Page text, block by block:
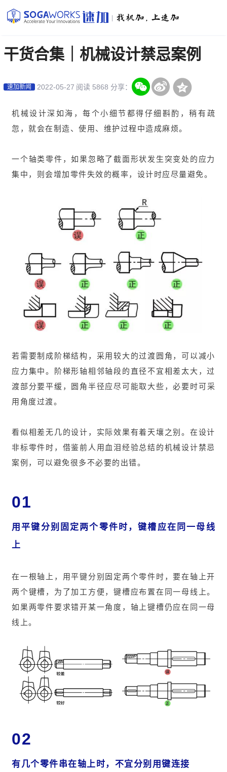
干货合集｜机械设计禁忌案例
速加新闻 2022-05-27 阅读 5868 分享：
机械设计深如海，每个小细节都得仔细斟酌，稍有疏
忽，就会在制造、使用、维护过程中造成麻烦。
一个轴类零件，如果忽略了截面形状发生突变处的应力
集中，则会增加零件失效的概率，设计时应尽量避免。
若需要制成阶梯结构，采用较大的过渡圆角，可以减小
应力集中。阶梯形轴相邻轴段的直径不宜相差太大，过
渡部分要平缓，圆角半径应尽可能取大些，必要时可采
用角 度过渡。
看似相差无几的设计，实际效果有着天壤之别。在设计
非标零件时，借鉴前人用血泪经验总结的机械设计禁忌
案例，可以避免很多不必要的出错。
01
用平键分别固定两个零件时，键槽应在同一母线
上
在一根轴上，用平键分别固定两个零件时，要在轴上开
两个键槽，为了加工方便，键槽应布置在同一母线上。
如果两零件要求错开某一角度，轴上键槽仍应在同一母
线上。
02
有几个零件串在轴上时，不宜分别用键连接